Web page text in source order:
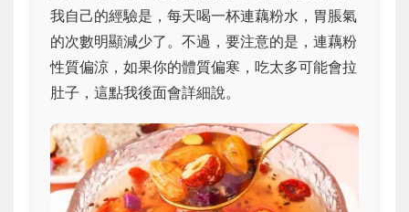
我自己的經驗是，每天喝一杯連藕粉水，胃脹氣
的次數明顯減少了。不過，要注意的是，連藕粉
性質偏涼，如果你的體質偏寒，吃太多可能會拉
肚子，這點我後面會詳細說。